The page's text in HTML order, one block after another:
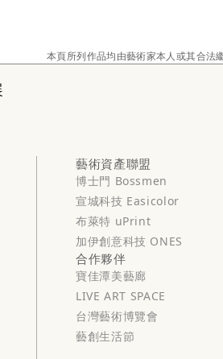
本頁所列作品均由藝術家本人或其合法
藝術資產聯盟
博士門 Bossmen
宣城科技 Easicolor
布萊特 uPrint
加伊創意科技 ONES
合作夥伴
寶佳潭美藝廊
LIVE ART SPACE
台灣藝術博覽會
藝創生活節